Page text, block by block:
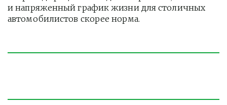
и напряженный график жизни для столичных
автомобилистов скорее норма.